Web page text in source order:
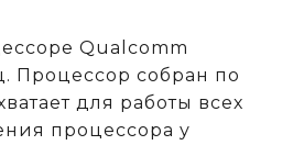
Qualcomm
Процессор собран по
для работы всех
процессора у